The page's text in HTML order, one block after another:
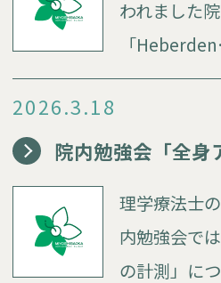
われました
「
2026.3.18
理学療法士
内勉強会で
の計測」に